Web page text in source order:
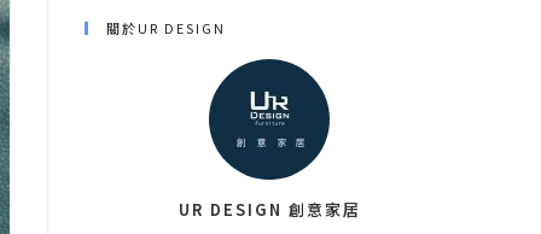
關於UR DESIGN
UR DESIGN 創意家居